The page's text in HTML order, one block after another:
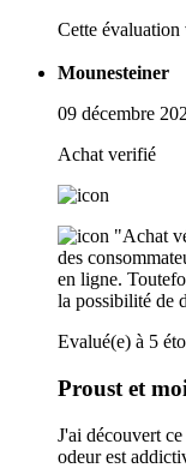
Cette évaluation
Mounesteiner
09 décembre
Achat verifié
"Achat
des
en ligne.
la possibilité de
Evalué(e) à 5
Proust et moi
J'ai découvert
odeur est